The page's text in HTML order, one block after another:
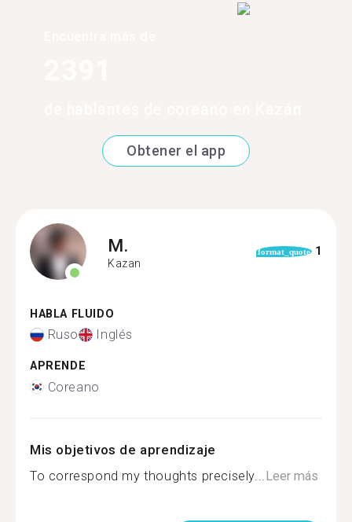
Obtener el app
M.
Kazan
format_quote 1
HABLA FLUIDO
Ruso Inglés
APRENDE
Coreano
Mis objetivos de aprendizaje
To correspond my thoughts precisely... Leer más